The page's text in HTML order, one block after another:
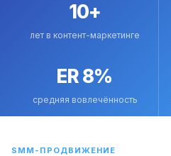
10+
лет в контент-маркетинге
ER 8%
средняя вовлечённость
SMM-ПРОДВИЖЕНИЕ